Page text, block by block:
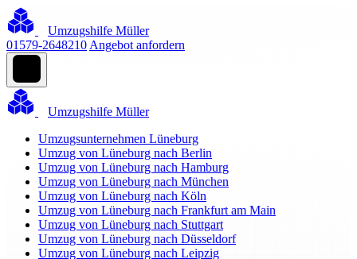
Umzugshilfe Müller
01579-2648210 Angebot anfordern
Umzugshilfe Müller
Umzugsunternehmen Lüneburg
Umzug von Lüneburg nach Berlin
Umzug von Lüneburg nach Hamburg
Umzug von Lüneburg nach München
Umzug von Lüneburg nach Köln
Umzug von Lüneburg nach Frankfurt am Main
Umzug von Lüneburg nach Stuttgart
Umzug von Lüneburg nach Düsseldorf
Umzug von Lüneburg nach Leipzig